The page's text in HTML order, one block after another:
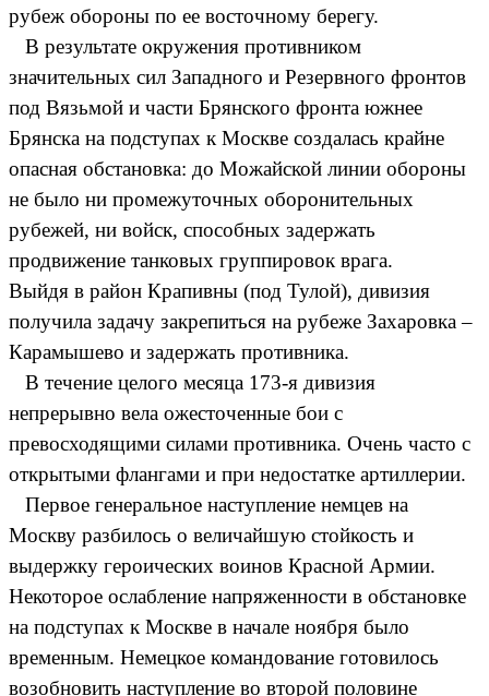
рубеж обороны по ее восточному берегу.
В результате окружения противником
значительных сил Западного и Резервного фронтов
под Вязьмой и части Брянского фронта южнее
Брянска на подступах к Москве создалась крайне
опасная обстановка: до Можайской линии обороны
не было ни промежуточных оборонительных
рубежей, ни войск, способных задержать
продвижение танковых группировок врага.
Выйдя в район Крапивны (под Тулой), дивизия
получила задачу закрепиться на рубеже Захаровка –
Карамышево и задержать противника.
В течение целого месяца 173-я дивизия
непрерывно вела ожесточенные бои с
превосходящими силами противника. Очень часто с
открытыми флангами и при недостатке артиллерии.
Первое генеральное наступление немцев на
Москву разбилось о величайшую стойкость и
выдержку героических воинов Красной Армии.
Некоторое ослабление напряженности в обстановке
на подступах к Москве в начале ноября было
временным. Немецкое командование готовилось
возобновить наступление во второй половине